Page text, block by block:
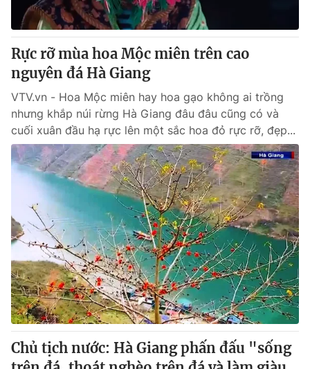
Sản phẩm
Thị trường
Tư vấn
Lịch phát sóng
Chuyên mục khác
Emagazine Podcast
Photo Infographic
Shorts video
VTV Money VTV Thể thao
VTV Sức khoẻ Bất động sản
Thị trường 24h Tấm lòng Việt
VTV4 Vươn mình bằng AI
Rực rỡ mùa hoa Mộc miên trên cao
nguyên đá Hà Giang
VTV.vn - Hoa Mộc miên hay hoa gạo không ai trồng
nhưng khắp núi rừng Hà Giang đâu đâu cũng có và
cuối xuân đầu hạ rực lên một sắc hoa đỏ rực rỡ, đẹp...
Chủ tịch nước: Hà Giang phấn đấu "sống